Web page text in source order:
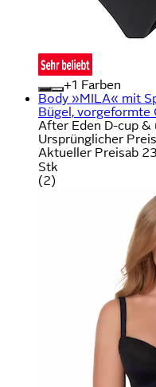
+
Farben
Body »MILA« mit
Bügel, vorgeformte
After Eden D-cup &
Ursprünglicher Preis
Aktueller Preisab
Stk
(2)